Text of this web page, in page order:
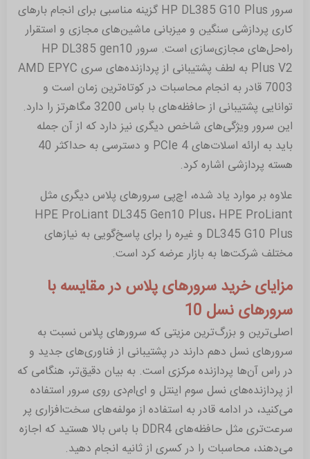
سرور HP DL385 G10 Plus گزینه مناسبی برای انجام بارهای
کاری پردازشی سنگین و میزبانی ماشین‌های مجازی و استقرار
راه‌حل‌های مجازی‌سازی است. سرور HP DL385 gen10
Plus V2 به لطف پشتیبانی از پردازنده‌های سری AMD EPYC
7003 قادر به انجام محاسبات در کوتاه‌ترین زمان است و
توانایی پشتیبانی از حافظه‌های با باس 3200 مگاهرتز را دارد.
این سرور ویژگی‌های شاخص دیگری نیز دارد که از آن جمله
باید به ارائه اسلات‌های PCIe 4 و دسترسی به حداکثر 40
هسته پردازشی اشاره کرد.
علاوه بر موارد یاد شده، اچ‌پی سرورهای پلاس دیگری مثل
HPE ProLiant DL345 Gen10 Plus، HPE ProLiant
DL345 G10 Plus و غیره را برای پاسخ‌گویی به نیازهای
مختلف شرکت‌ها به بازار عرضه کرد است.
مزایای خرید سرورهای پلاس در مقایسه با
سرورهای نسل 10
اصلی‌ترین و بزرگ‌ترین مزیتی که سرورهای پلاس نسبت به
سرورهای نسل دهم دارند در پشتیبانی از فناوری‌های جدید و
در راس آن‌ها پردازنده مرکزی است. به بیان دقیق‌تر، هنگامی که
از پردازنده‌های نسل سوم اینتل و ای‌ام‌دی روی سرور استفاده
می‌کنید، در ادامه قادر به استفاده از مولفه‌های سخت‌افزاری پر
سرعت‌تری مثل حافظه‌های DDR4 با باس بالا هستید که اجازه
می‌دهند، محاسبات را در کسری از ثانیه انجام دهید.